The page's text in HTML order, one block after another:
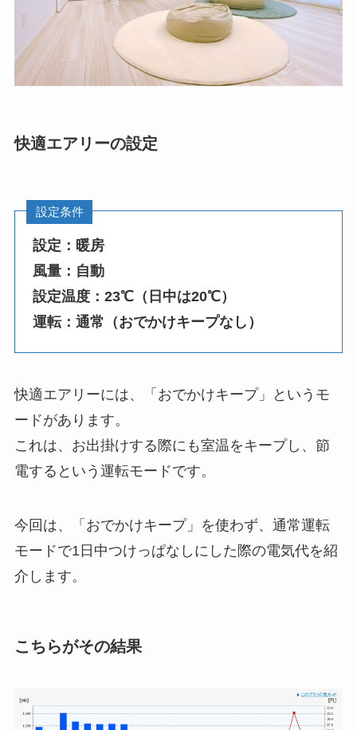
快適エアリーの設定
設定条件
設定：暖房
風量：自動
設定温度：23℃（日中は20℃）
運転：通常（おでかけキープなし）
快適エアリーには、「おでかけキープ」というモ
ードがあります。
これは、お出掛けする際にも室温をキープし、節
電するという運転モードです。
今回は、
「おでかけキープ」を使わず、通常運転
モー ドで1日中つけっぱなしにした際の電気代を紹
介します。
こちらがその結果